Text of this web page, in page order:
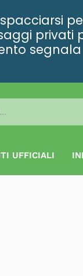
privati
UFFICIALI